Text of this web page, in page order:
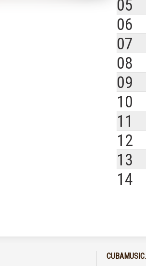
05
06
07
08
09
10
11
12
13
14